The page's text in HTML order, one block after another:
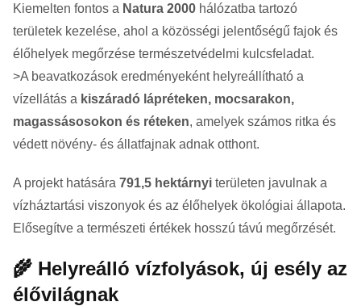
Kiemelten fontos a Natura 2000 hálózatba tartozó
területek kezelése, ahol a közösségi jelentőségű fajok és
élőhelyek megőrzése természetvédelmi kulcsfeladat.
>A beavatkozások eredményeként helyreállítható a
vízellátás a kiszáradó lápréteken, mocsarakon,
magassásosokon és réteken, amelyek számos ritka és
védett növény- és állatfajnak adnak otthont.
A projekt hatására 791,5 hektárnyi területen javulnak a
vízháztartási viszonyok és az élőhelyek ökológiai állapota.
Elősegítve a természeti értékek hosszú távú megőrzését.
🌾 Helyreálló vízfolyások, új esély az
élővilágnak